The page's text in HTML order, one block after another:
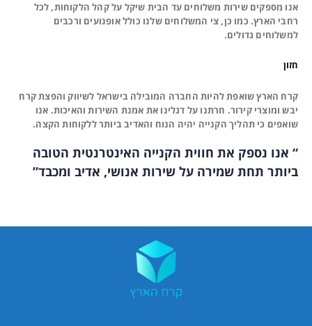
אנו מספקים שירות משלוחים עד הבית שיקל על קהל הלקוחות, לכל
רחבי הארץ. כמו כן, צי המשלוחים שלנו כולל אופנועים ורכבים
למשלוחים גדולים.
חזון
קרח הארץ שואפת להיות החברה המובילה בישראל לשיווק והפצת קרח
יבש ומוצרי קירור. חרתנו על דגלינו את אמנת השירות והאיכות. אנו
שואפים כי תהליך הקנייה יהיה הנוח והאדיב ביותר ללקוחות הקצה.
“ אנו נספק את חווית הקנייה האינטרנטית הטובה
ביותר תחת שמירה על שירות אנושי, אדיב ומכבד”